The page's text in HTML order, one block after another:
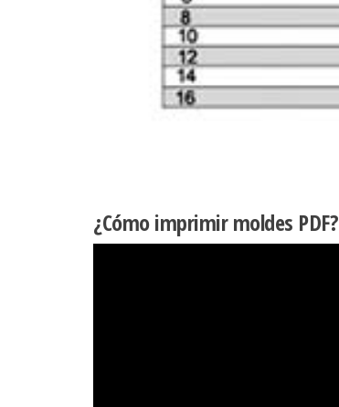
¿Cómo imprimir moldes PDF?